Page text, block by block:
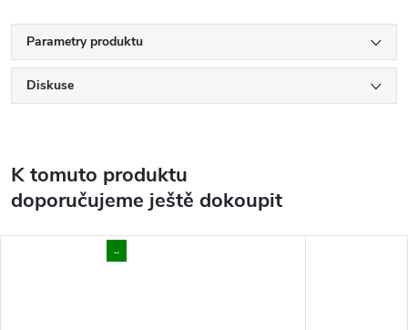
Parametry produktu
Diskuse
K tomuto produktu
doporučujeme ještě dokoupit
..